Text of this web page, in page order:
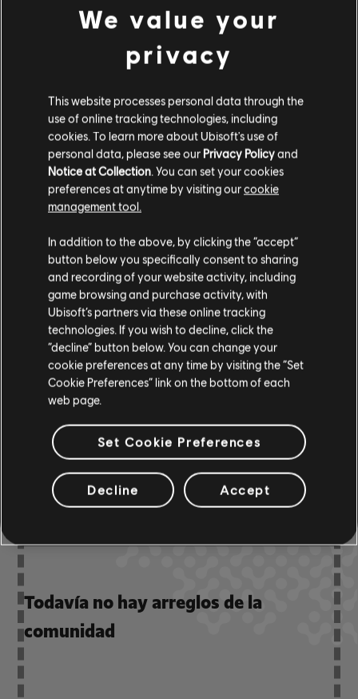
Biblioteca de canciones
Artistas A-Z
Teddybears Sthlm
Fresh
Magic Kraut Album Version
ARREGLOS
VERIFICADOS
Instrumento / Tipo arr.
Cifrado de acordes
& ARCHI
Cifrado de bajo
ARREGLOS DE LA
COMUNIDAD
Todavía no hay arreglos de la
comunidad
We value your
privacy
This website processes personal data through the
use of online tracking technologies, including
cookies. To learn more about Ubisoft's use of
personal data, please see our Privacy Policyand
Notice at Collection . You can set your cookies
preferences at anytime by visiting ourcookie
management tool.
In addition to the above, by clicking the “accept”
button below you specifically consent to sharing
and recording of your website activity, including
game browsing and purchase activity, with
Ubisoft’s partners via these online tracking
technologies. If you wish to decline, click the
“decline” button below. You can change your
cookie preferences at any time by visiting the “Set
Cookie Preferences” link on the bottom of each
web page.
Set Cookie Preferences
Decline Accept